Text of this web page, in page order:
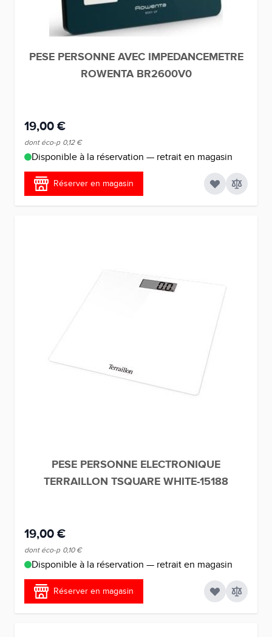
PESE PERSONNE AVEC IMPEDANCEMETRE
ROWENTA BR2600V0
19,00 €
dont éco-p 0,12 €
Disponible à la réservation — retrait en magasin
Réserver en magasin
PESE PERSONNE ELECTRONIQUE
TERRAILLON TSQUARE WHITE-15188
19,00 €
dont éco-p 0,10 €
Disponible à la réservation — retrait en magasin
Réserver en magasin